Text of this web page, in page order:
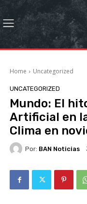
Home Uncategorized
UNCATEGORIZED
Mundo: El
Artificial en
Clima en
Por: BAN Noticias